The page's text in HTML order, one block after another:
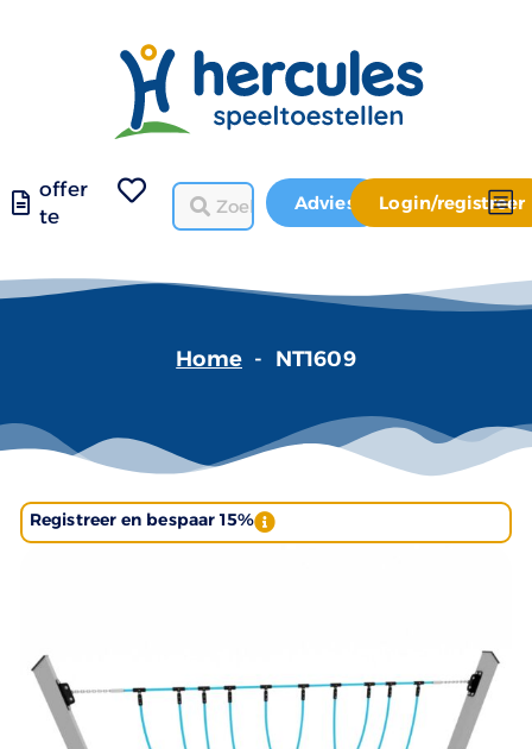
offer
te
Advies Login/registreer
Home - NT1609
Registreer en bespaar 15%